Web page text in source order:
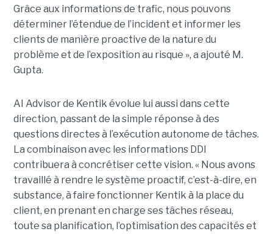
Grâce aux informations de trafic, nous pouvons
déterminer l’étendue de l’incident et informer les
clients de manière proactive de la nature du
problème et de l’exposition au risque », a ajouté M.
Gupta.
AI Advisor de Kentik évolue lui aussi dans cette
direction, passant de la simple réponse à des
questions directes à l’exécution autonome de tâches.
La combinaison avec les informations DDI
contribuera à concrétiser cette vision. « Nous avons
travaillé à rendre le système proactif, c’est-à-dire, en
substance, à faire fonctionner Kentik à la place du
client, en prenant en charge ses tâches réseau,
toute sa planification, l’optimisation des capacités et